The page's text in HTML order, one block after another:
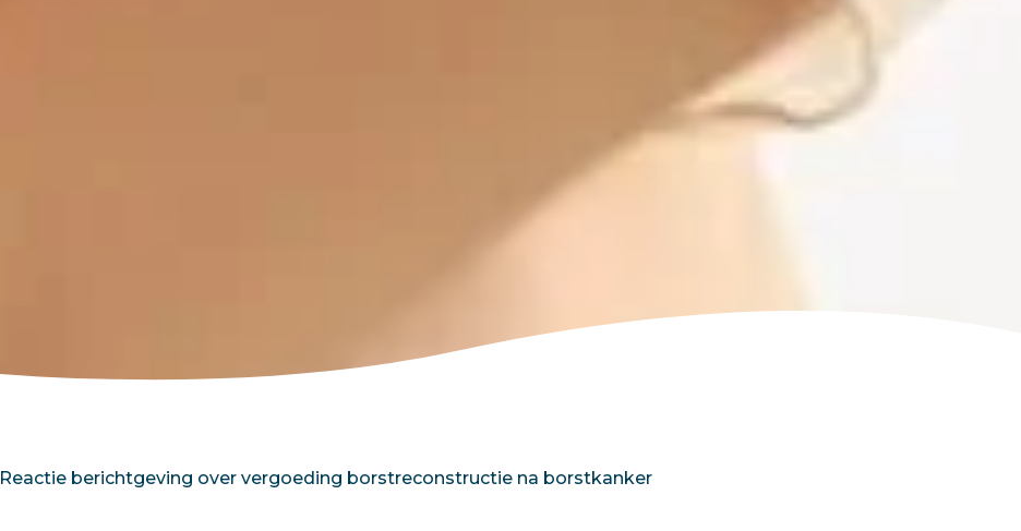
Reactie berichtgeving over vergoeding borstreconstructie na borstkanker